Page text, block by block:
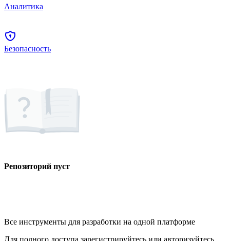
Аналитика
Безопасность
Репозиторий пуст
Все инструменты для разработки на одной платформе
Для полного доступа зарегистрируйтесь или авторизуйтесь